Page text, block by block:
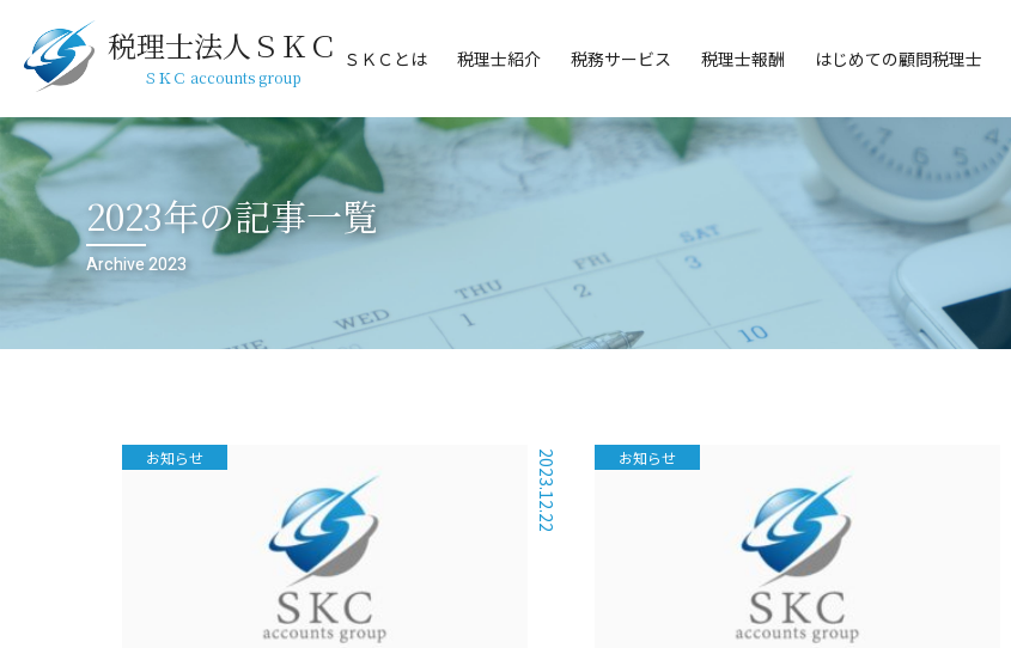
税理士法人ＳＫＣ
ＳＫＣ accounts group
ＳＫＣとは 税理士紹介 税務サービス 税理士報酬 はじめての顧問税理士
2023年の記事一覧
Archive 2023
2023.12.22
お知らせ お知らせ